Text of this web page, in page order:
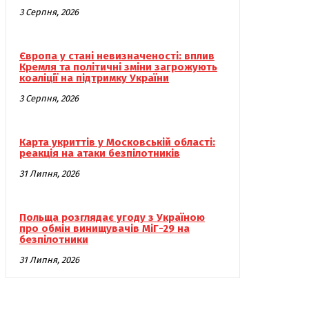
3 Серпня, 2026
Європа у стані невизначеності: вплив
Кремля та політичні зміни загрожують
коаліції на підтримку України
3 Серпня, 2026
Карта укриттів у Московській області:
реакція на атаки безпілотників
31 Липня, 2026
Польща розглядає угоду з Україною
про обмін винищувачів МіГ-29 на
безпілотники
31 Липня, 2026